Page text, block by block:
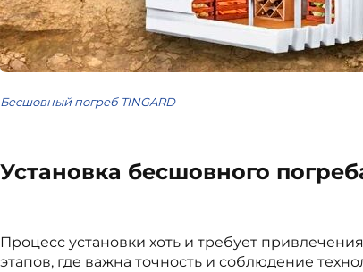
Бесшовный погреб TINGARD
Установка бесшовного
Процесс установки хоть и требует
этапов, где важна точность и соблюдение